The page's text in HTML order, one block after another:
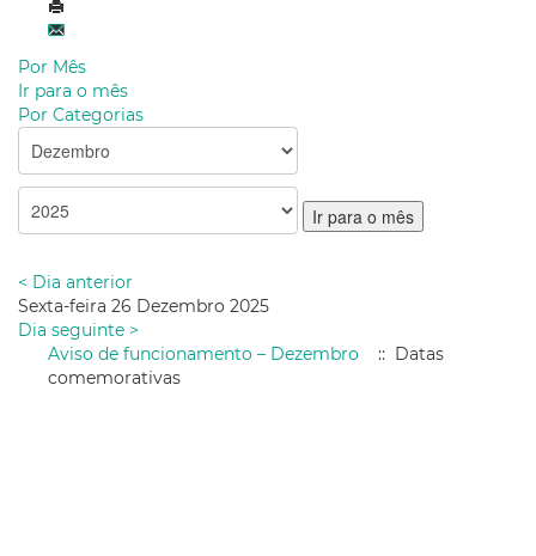
Por Mês
Ir para o mês
Por Categorias
Ir para o mês
< Dia anterior
Sexta-feira 26 Dezembro 2025
Dia seguinte >
Aviso de funcionamento – Dezembro
:: Datas
comemorativas